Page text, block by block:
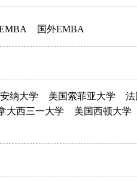
国外EMBA
纳大学 美国索菲亚大学 法
大西三一大学 美国西顿大学